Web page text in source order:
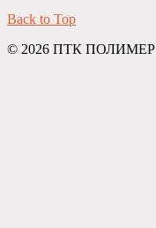
Back to Top
© 2026 ПТК ПОЛИМЕР